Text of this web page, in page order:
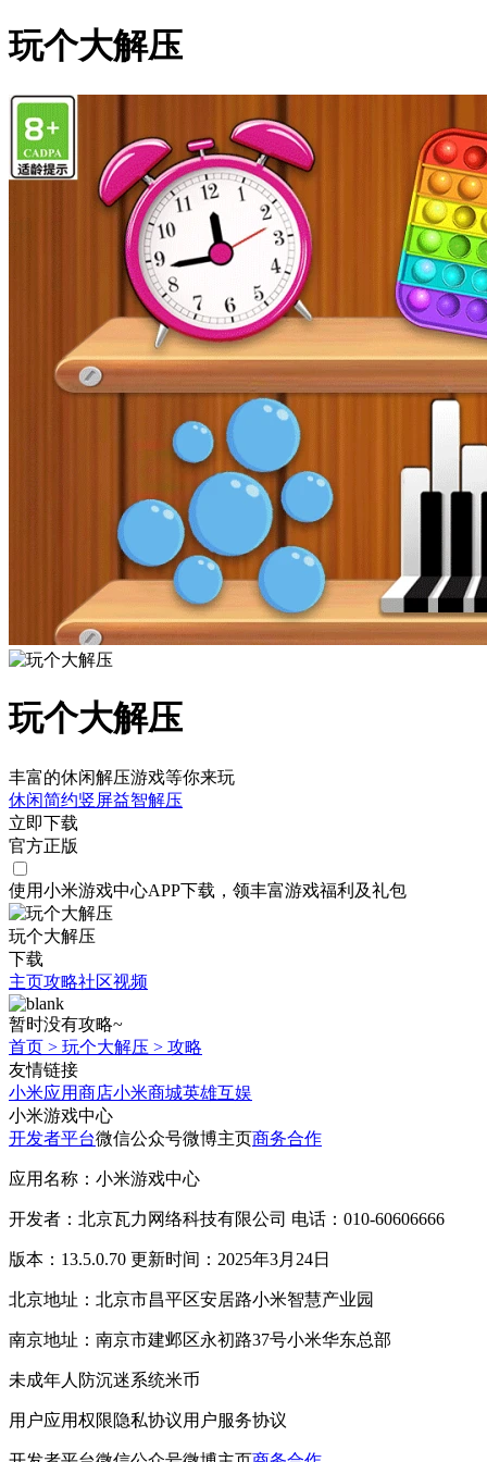
玩个大解压
玩个大解压
丰富的休闲解压游戏等你来玩
休闲简约竖屏益智解压
立即下载
官方正版
使用小米游戏中心APP下载 ，领丰富游戏福利 及礼包
玩个大解压
下载
主页攻略社区视频
暂时没有攻略~
首页 > 玩个大解压 > 攻略
友情链接
小米应用商店小米商城英雄互娱
小米游戏中心
开发者平台微信公众号微博主页商务合作
应用名称：小米游戏中心
开发者：北京瓦力网络科技有限公司 电话：010-60606666
版本：13.5.0.70 更新时间：2025年3月24日
北京地址：北京市昌平区安居路小米智慧产业园
南京地址：南京市建邺区永初路37号小米华东总部
未成年人防沉迷系统米币
用户应用权限隐私协议用户服务协议